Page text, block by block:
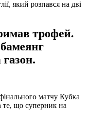
трофей.
матчу Кубка
те, що суперник на